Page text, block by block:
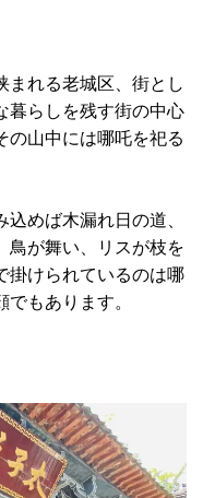
まれる老城区、街とし
暮らしを残す街の中心
の山中には哪吒を祀る
めば木漏れ日の道、
鳥が舞い、リスが枝を
掛けられているのは哪
もあります。